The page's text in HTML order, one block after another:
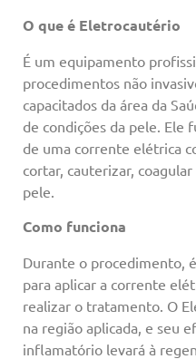
O que é Eletrocautério
É um equipamento
procedimentos não
capacitados da área da
de condições da pele. Ele
de uma corrente elétrica
cortar, cauterizar,
pele.
Como funciona
Durante o procedimento,
para aplicar a corrente
realizar o tratamento. O
na região aplicada, e seu
inflamatório levará à